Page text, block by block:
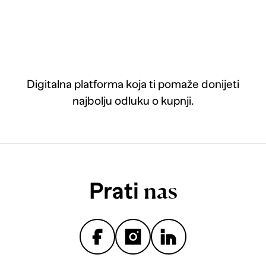
Digitalna platforma koja ti pomaže donijeti
najbolju odluku o kupnji.
Prati nas